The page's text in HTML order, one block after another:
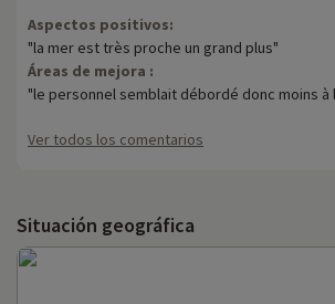
Aspectos positivos:
"la mer est très proche un grand plus"
Áreas de mejora :
"le personnel semblait débordé donc moins à
Ver todos los comentarios
Situación geográfica